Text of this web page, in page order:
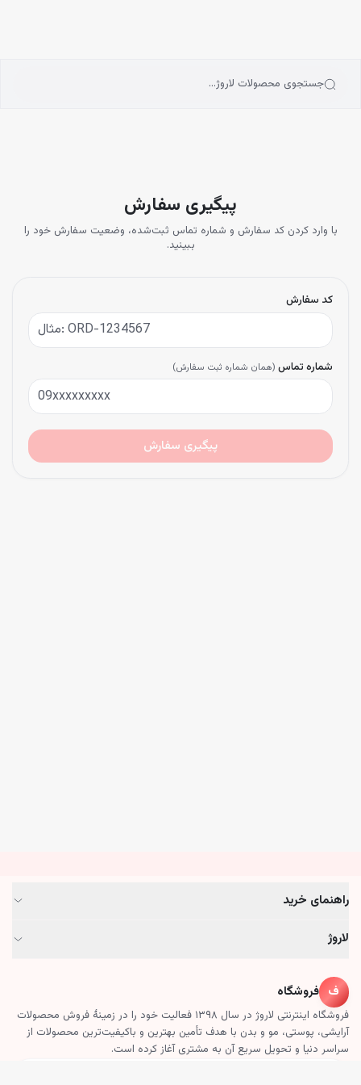
پیگیری سفارشات
جستجوی محصولات لاروژ…
پیگیری سفارش
با وارد کردن کد سفارش و شماره تماس ثبت‌شده، وضعیت سفارش خود را
ببینید.
کد سفارش
شماره تماس(همان شماره ثبت سفارش)
پیگیری سفارش
راهنمای خرید
لاروژ
ف فروشگاه
فروشگاه اینترنتی لاروژ در سال ۱۳۹۸ فعالیت خود را در زمینهٔ فروش محصولات
آرایشی، پوستی، مو و بدن با هدف تأمین بهترین و باکیفیت‌ترین محصولات از
سراسر دنیا و تحویل سریع آن به مشتری آغاز کرده است.